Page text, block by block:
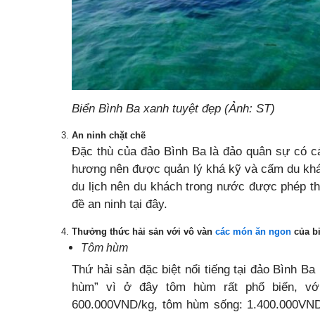
Biển Bình Ba xanh tuyệt đẹp (Ảnh: ST)
An ninh chặt chẽ
Đặc thù của đảo Bình Ba là đảo quân sự có
hương nên được quản lý khá kỹ và cấm du
du lịch nên du khách trong nước được phép
đề an ninh tại đây.
Thưởng thức hải sản với vô vàn các món ăn ngon của
Tôm hùm
Thứ hải sản đặc biệt nổi tiếng tại đảo Bình
hùm” vì ở đây tôm hùm rất phổ biến,
600.000VND/kg, tôm hùm sống: